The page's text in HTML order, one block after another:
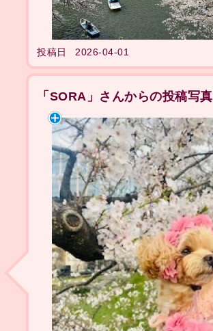
投稿日 2026-04-01
「SORA」さんからの投稿写真